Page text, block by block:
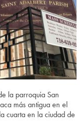
la parroquia San
más antigua en el
cuarta en la ciudad de